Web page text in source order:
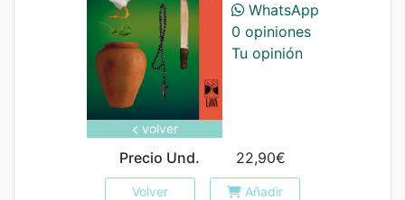
volver
WhatsApp
0 opiniones
Tu opinión
Precio Und. 22,90€
Volver Añadir